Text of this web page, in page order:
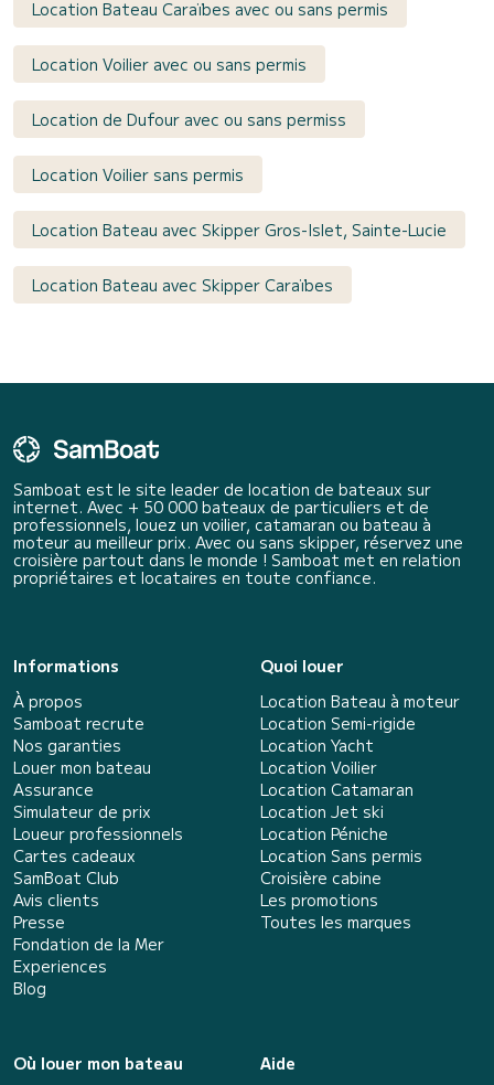
Location Bateau Caraïbes avec ou sans permis
Location Voilier avec ou sans permis
Location de Dufour avec ou sans permiss
Location Voilier sans permis
Location Bateau avec Skipper Gros-Islet, Sainte-Lucie
Location Bateau avec Skipper Caraïbes
Samboat est le site leader de location de bateaux sur
internet. Avec + 50 000 bateaux de particuliers et de
professionnels, louez un voilier, catamaran ou bateau à
moteur au meilleur prix. Avec ou sans skipper, réservez une
croisière partout dans le monde ! Samboat met en relation
propriétaires et locataires en toute confiance.
Informations
À propos
Samboat recrute
Nos garanties
Louer mon bateau
Assurance
Simulateur de prix
Loueur professionnels
Cartes cadeaux
SamBoat Club
Avis clients
Presse
Fondation de la Mer
Experiences
Blog
Quoi louer
Location Bateau à moteur
Location Semi-rigide
Location Yacht
Location Voilier
Location Catamaran
Location Jet ski
Location Péniche
Location Sans permis
Croisière cabine
Les promotions
Toutes les marques
Où louer mon bateau
Aide